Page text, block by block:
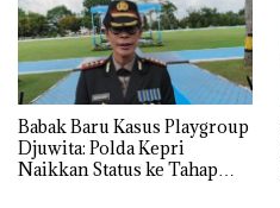
Babak Baru Kasus Playgroup
Djuwita: Polda Kepri
Naikkan Status ke Tahap